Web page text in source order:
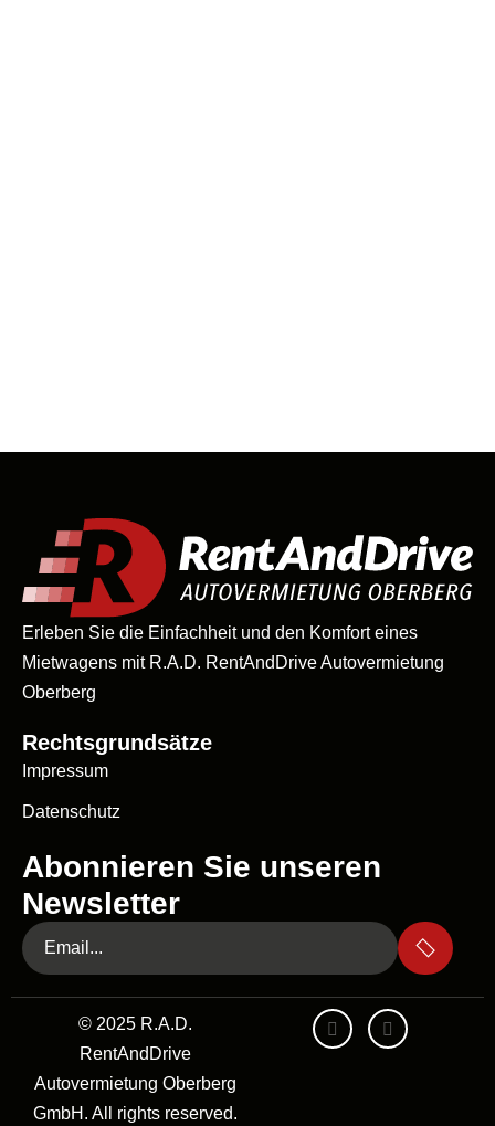
Erleben Sie die Einfachheit und den Komfort eines
Mietwagens mit R.A.D. RentAndDrive Autovermietung
Oberberg
Rechtsgrundsätze
Impressum
Datenschutz
Abonnieren Sie unseren
Newsletter
© 2025 R.A.D.
RentAndDrive
Autovermietung Oberberg
GmbH. All rights reserved.